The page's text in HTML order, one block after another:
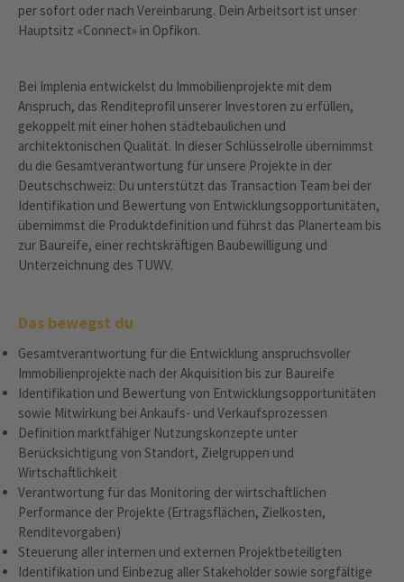
per sofort oder nach Vereinbarung. Dein Arbeitsort ist unser
Hauptsitz «Connect» in Opfikon.
Bei Implenia entwickelst du Immobilienprojekte mit dem
Anspruch, das Renditeprofil unserer Investoren zu erfüllen,
gekoppelt mit einer hohen städtebaulichen und
architektonischen Qualität. In dieser Schlüsselrolle übernimmst
du die Gesamtverantwortung für unsere Projekte in der
Deutschschweiz: Du unterstützt das Transaction Team bei der
Identifikation und Bewertung von Entwicklungsopportunitäten,
übernimmst die Produktdefinition und führst das Planerteam bis
zur Baureife, einer rechtskräftigen Baubewilligung und
Unterzeichnung des TUWV.
Das bewegst du
Gesamtverantwortung für die Entwicklung anspruchsvoller
Immobilienprojekte nach der Akquisition bis zur Baureife
Identifikation und Bewertung von Entwicklungsopportunitäten
sowie Mitwirkung bei Ankaufs- und Verkaufsprozessen
Definition marktfähiger Nutzungskonzepte unter
Berücksichtigung von Standort, Zielgruppen und
Wirtschaftlichkeit
Verantwortung für das Monitoring der wirtschaftlichen
Performance der Projekte (Ertragsflächen, Zielkosten,
Renditevorgaben)
Steuerung aller internen und externen Projektbeteiligten
Identifikation und Einbezug aller Stakeholder sowie sorgfältige